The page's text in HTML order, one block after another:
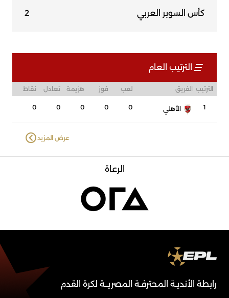
كأس السوبر العربي 2
الترتيب العام
الترتيب الفريق لعب فوز هزيمة تعادل نقاط
1 الأهلي 0
0
0
0
0
عرض المزيد
الرعاة
رابطة الأنديـة المحترفـة المصريــة لكرة القدم